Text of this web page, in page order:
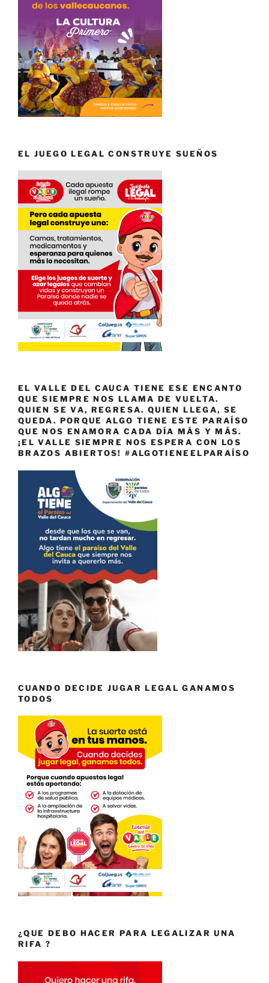
EL JUEGO LEGAL CONSTRUYE SUEÑOS
EL VALLE DEL CAUCA TIENE ESE ENCANTO
QUE SIEMPRE NOS LLAMA DE VUELTA.
QUIEN SE VA, REGRESA. QUIEN LLEGA, SE
QUEDA. PORQUE ALGO TIENE ESTE PARAÍSO
QUE NOS ENAMORA CADA DÍA MÁS Y MÁS.
¡EL VALLE SIEMPRE NOS ESPERA CON LOS
BRAZOS ABIERTOS! #ALGOTIENEELPARAÍSO
CUANDO DECIDE JUGAR LEGAL GANAMOS
TODOS
¿QUE DEBO HACER PARA LEGALIZAR UNA
RIFA ?